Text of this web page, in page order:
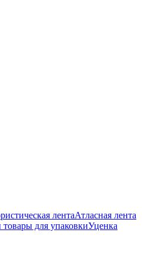
лентаАтласная лента
для упаковкиУценка